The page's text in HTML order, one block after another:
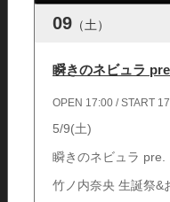
09 （土）
瞬きのネビュラ
OPEN 17:00 / START
5/9(土)
瞬きのネビュラ pre.
竹ノ内奈央 生誕祭&